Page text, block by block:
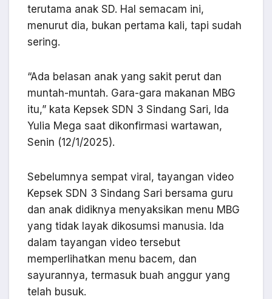
terutama anak SD. Hal semacam ini,
menurut dia, bukan pertama kali, tapi sudah
sering.
“Ada belasan anak yang sakit perut dan
muntah-muntah. Gara-gara makanan MBG
itu,” kata Kepsek SDN 3 Sindang Sari, Ida
Yulia Mega saat dikonfirmasi wartawan,
Senin (12/1/2025).
Sebelumnya sempat viral, tayangan video
Kepsek SDN 3 Sindang Sari bersama guru
dan anak didiknya menyaksikan menu MBG
yang tidak layak dikosumsi manusia. Ida
dalam tayangan video tersebut
memperlihatkan menu bacem, dan
sayurannya, termasuk buah anggur yang
telah busuk.